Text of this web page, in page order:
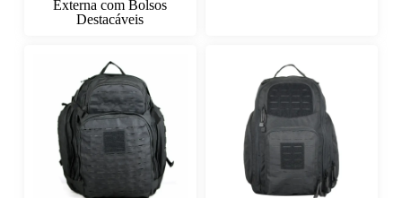
Externa com Bolsos
Destacáveis